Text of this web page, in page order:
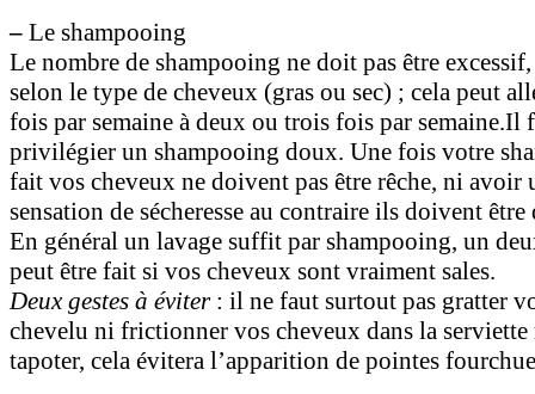
– Le shampooing
Le nombre de shampooing ne doit pas être
selon le type de cheveux (gras ou sec) ; cela peut
fois par semaine à deux ou trois fois par semaine.Il
privilégier un shampooing doux. Une fois votre
fait vos cheveux ne doivent pas être rêche, ni avoir
sensation de sécheresse au contraire ils doivent
En général un lavage suffit par shampooing, un
peut être fait si vos cheveux sont vraiment sales.
Deux gestes à éviter: il ne faut surtout pas gratter
chevelu ni frictionner vos cheveux dans la serviette
tapoter, cela évitera l’apparition de pointes